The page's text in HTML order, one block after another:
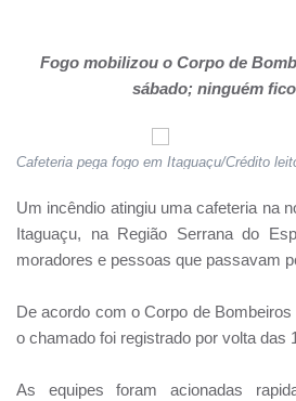
Fogo mobilizou o Corpo de
sábado; ninguém
Cafeteria pega fogo em Itaguaçu/Crédito
Um incêndio atingiu uma cafeteria na
Itaguaçu, na Região Serrana do
moradores e pessoas que passavam
De acordo com o Corpo de
o chamado foi registrado por volta das
As equipes foram acionadas